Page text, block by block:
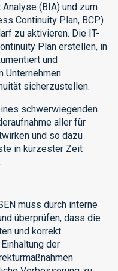
(BIA) und zum
Continuity Plan, BCP)
zu aktivieren. Die IT-
Plan erstellen, in
und
Unternehmen
sicherzustellen.
schwerwiegenden
aller für
und so dazu
in kürzester Zeit
muss durch interne
überprüfen, dass die
und korrekt
der